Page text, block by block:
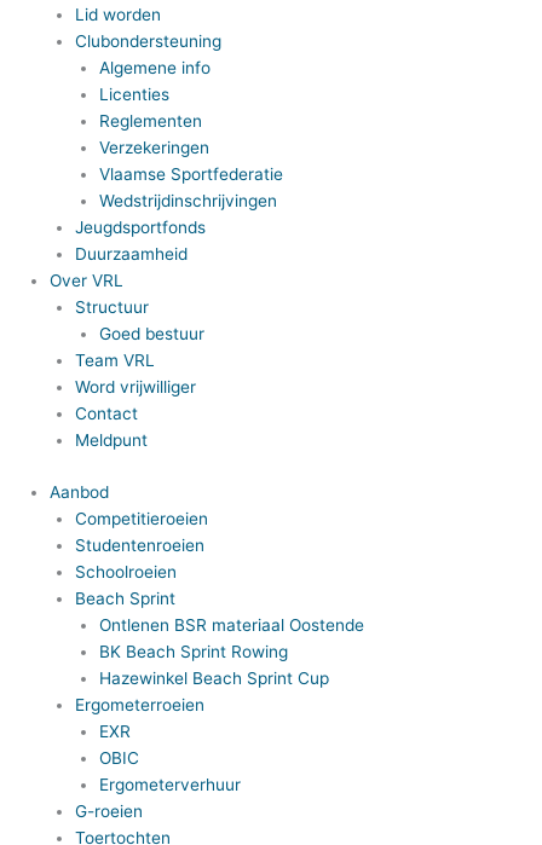
Lid worden
Clubondersteuning
Algemene info
Licenties
Reglementen
Verzekeringen
Vlaamse Sportfederatie
Wedstrijdinschrijvingen
Jeugdsportfonds
Duurzaamheid
Over VRL
Structuur
Goed bestuur
Team VRL
Word vrijwilliger
Contact
Meldpunt
Aanbod
Competitieroeien
Studentenroeien
Schoolroeien
Beach Sprint
Ontlenen BSR materiaal Oostende
BK Beach Sprint Rowing
Hazewinkel Beach Sprint Cup
Ergometerroeien
EXR
OBIC
Ergometerverhuur
G-roeien
Toertochten